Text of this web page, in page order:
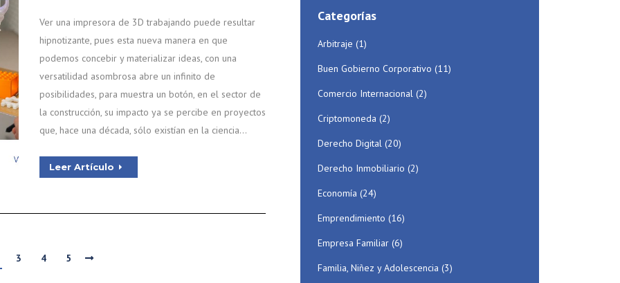
Ver una impresora de 3D trabajando puede resultar
hipnotizante, pues esta nueva manera en que
podemos concebir y materializar ideas, con una
versatilidad asombrosa abre un infinito de
posibilidades, para muestra un botón, en el sector de
la construcción, su impacto ya se percibe en proyectos
que, hace una década, sólo existían en la ciencia…
Leer Artículo
3 4 5
Categorías
Arbitraje (1)
Buen Gobierno Corporativo (11)
Comercio Internacional (2)
Criptomoneda (2)
Derecho Digital (20)
Derecho Inmobiliario (2)
Economía (24)
Emprendimiento (16)
Empresa Familiar (6)
Familia, Niñez y Adolescencia (3)